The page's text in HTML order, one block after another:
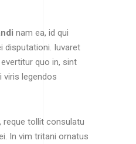
nam ea, id qui
disputationi. Iuvaret
quo in, sint
viris legendos
reque tollit consulatu
In vim tritani ornatus